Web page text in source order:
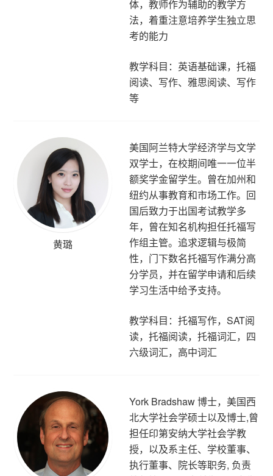
体，教师作为辅助的教学方
法，着重注意培养学生独立思
考的能力
教学科目：英语基础课，托福
阅读、写作、雅思阅读、写作
等
黄璐
美国阿兰特大学经济学与文学
双学士，在校期间唯一一位半
额奖学金留学生。曾在加州和
纽约从事教育和市场工作。回
国后致力于出国考试教学多
年，曾在知名机构担任托福写
作组主管。追求逻辑与极简
性，门下数名托福写作满分高
分学员，并在留学申请和后续
学习生活中给予支持。
教学科目：托福写作，SAT阅
读，托福阅读，托福词汇，四
六级词汇，高中词汇
York Bradshaw 博士，美国西
北大学社会学硕士以及博士,曾
担任印第安纳大学社会学教
授，以及系主任、学校董事、
执行董事、院长等职务, 负责